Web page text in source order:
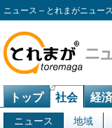
ニュース – とれまがニュース
トップ 社会 経済
ニュース 地域